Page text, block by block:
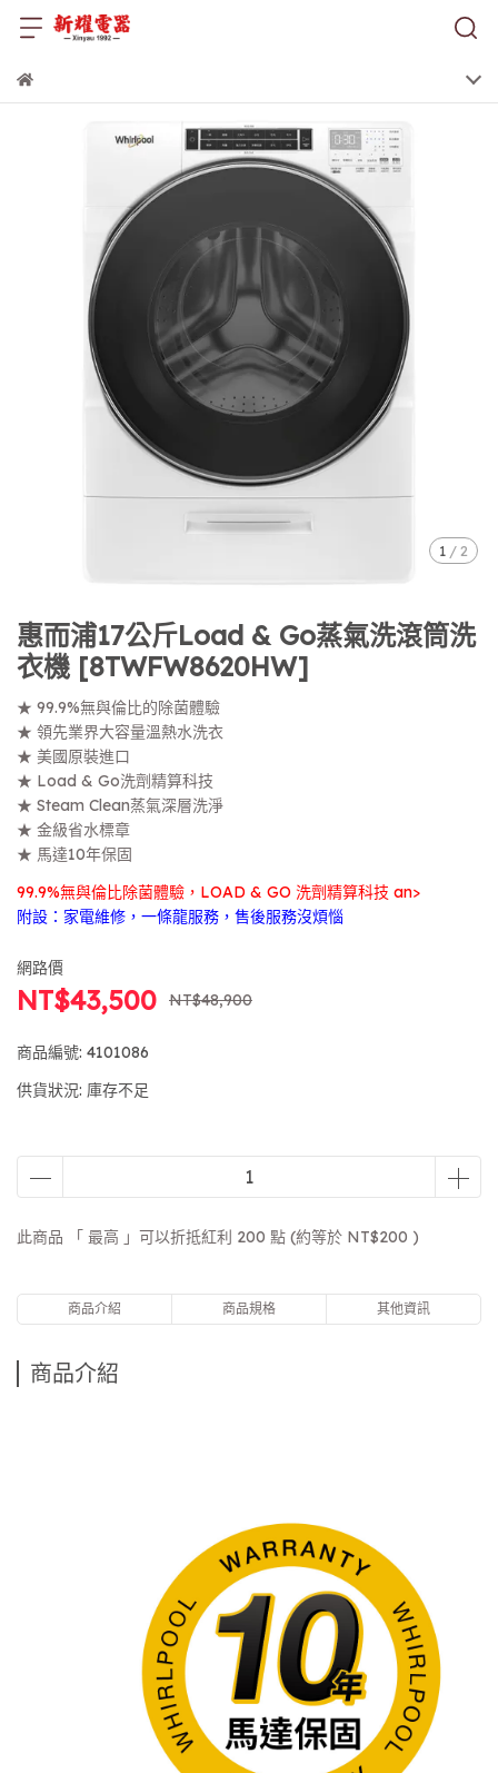
1 /2
惠而浦17公斤Load & Go蒸氣洗滾筒洗
衣機 [8TWFW8620HW]
★ 99.9%無與倫比的除菌體驗
★ 領先業界大容量溫熱水洗衣
★ 美國原裝進口
★ Load & Go洗劑精算科技
★ Steam Clean蒸氣深層洗淨
★ 金級省水標章
★ 馬達10年保固
99.9%無與倫比除菌體驗，LOAD & GO 洗劑精算科技 an>
附設：家電維修，一條龍服務，售後服務沒煩惱
網路價
NT$43,500 NT$48,900
商品編號: 4101086
供貨狀況: 庫存不足
此商品 「 最高 」可以折抵紅利 200 點 (約等於 NT$200 )
商品介紹 商品規格 其他資訊
商品介紹